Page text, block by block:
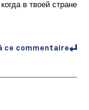
в твоей стране
ce commentaire